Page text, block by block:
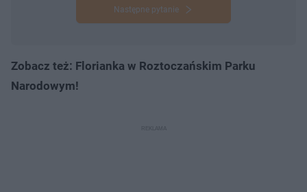
Następne pytanie
Zobacz też: Florianka w Roztoczańskim Parku
Narodowym!